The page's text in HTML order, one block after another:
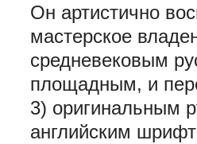
Он артистично
мастерское
средневековым
площадным, и
3) оригинальным
английским